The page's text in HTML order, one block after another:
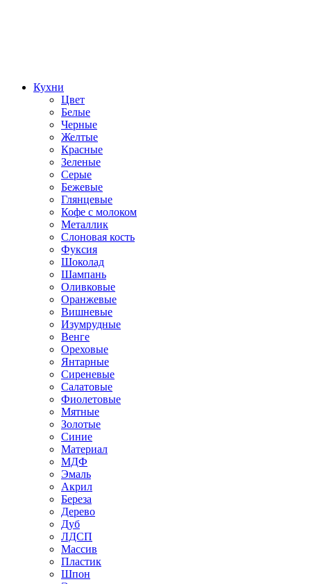
Кухни
Цвет
Белые
Черные
Желтые
Красные
Зеленые
Серые
Бежевые
Глянцевые
Кофе с молоком
Металлик
Слоновая кость
Фуксия
Шоколад
Шампань
Оливковые
Оранжевые
Вишневые
Изумрудные
Венге
Ореховые
Янтарные
Сиреневые
Салатовые
Фиолетовые
Мятные
Золотые
Синие
Материал
МДФ
Эмаль
Акрил
Береза
Дерево
Дуб
ЛДСП
Массив
Пластик
Шпон